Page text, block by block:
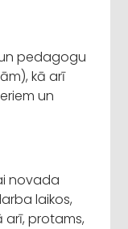
pedagogu
kā arī
un
novada
laikos,
protams,